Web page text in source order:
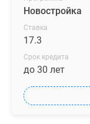
Новостройка
Ставка
17.3
Срок кредита
до 30 лет